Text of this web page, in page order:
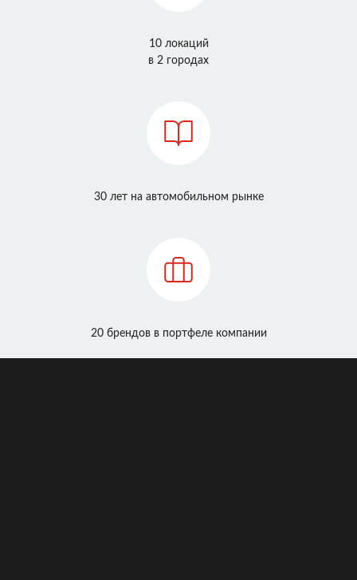
10 локаций
в 2 городах
30 лет на автомобильном рынке
20 брендов в портфеле компании